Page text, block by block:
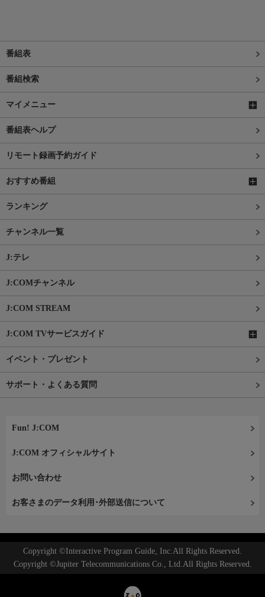
番組表
番組検索
マイメニュー
番組表ヘルプ
リモート録画予約ガイド
おすすめ番組
ランキング
チャンネル一覧
J:テレ
J:COMチャンネル
J:COM STREAM
J:COM TVサービスガイド
イベント・プレゼント
サポート・よくある質問
Fun! J:COM
J:COM オフィシャルサイト
お問い合わせ
お客さまのデータ利用･外部送信について
Copyright ©Interactive Program Guide, Inc.All Rights Reserved.
Copyright ©Jupiter Telecommunications Co., Ltd.All Rights Reserved.